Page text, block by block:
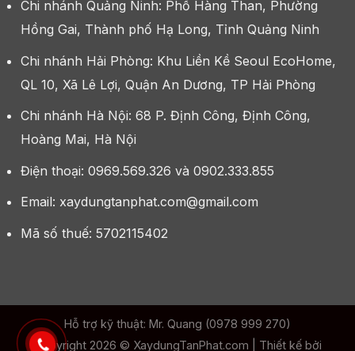
Chi nhánh Quảng Ninh: Phố Hàng Than, Phường
Hồng Gai, Thành phố Hạ Long, Tỉnh Quảng Ninh
Chi nhánh Hải Phòng: Khu Liền Kề Seoul EcoHome,
QL 10, Xã Lê Lợi, Quận An Dương, TP Hải Phòng
Chi nhánh Hà Nội: 68 P. Định Công, Định Công,
Hoàng Mai, Hà Nội
Điện thoại: 0969.569.326 và 0902.333.855
Email: xaydungtanphat.com@gmail.com
Mã số thuế: 5702115402
Hỗ trợ kỹ thuật: Mr. Quang (0978 999 270)
Copyright 2026 © XaydungTanPhat.com | Thiết kế bởi